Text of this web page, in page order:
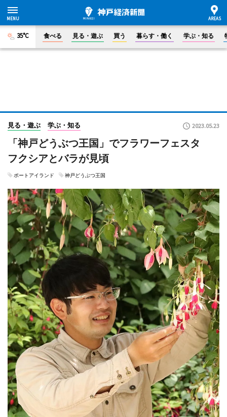
35°C 食べる 見る・遊ぶ 買う 暮らす・働く 学ぶ・知る
見る・遊ぶ 学ぶ・知る 2023.05.23
「神戸どうぶつ王国」でフラワーフェスタ
フクシアとバラが見頃
ポートアイランド 神戸どうぶつ王国